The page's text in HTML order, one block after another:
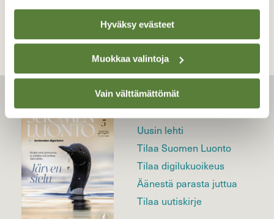
Hyväksy evästeet
Muokkaa valintoja
Vain välttämättömät
LEHTI
Uusin lehti
Tilaa Suomen Luonto
Tilaa digilukuoikeus
Äänestä parasta juttua
Tilaa uutiskirje